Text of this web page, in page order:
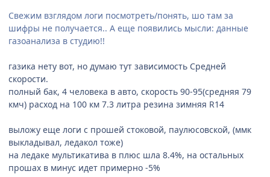
Свежим взглядом логи посмотреть/понять, шо там за
шифры не получается.. А еще появились мысли: данные
газоанализа в студию!!
газика нету вот, но думаю тут зависимость Средней
скорости.
полный бак, 4 человека в авто, скорость 90-95(средняя 79
кмч) расход на 100 км 7.3 литра резина зимняя R14
выложу еще логи с прошей стоковой, паулюсовской, (ммк
выкладывал, ледакол тоже)
на ледаке мультикатива в плюс шла 8.4%, на остальных
прошах в минус идет примерно -5%